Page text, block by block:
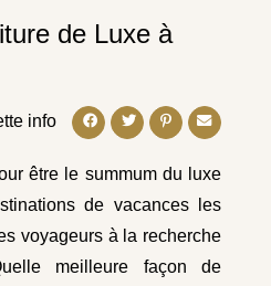
de Luxe à
info
être le summum du luxe
de vacances les
voyageurs à la recherche
meilleure façon de